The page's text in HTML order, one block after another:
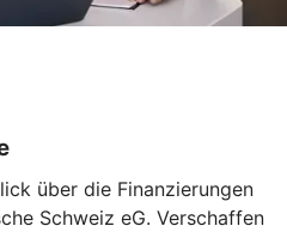
über die Finanzierungen
Schweiz eG. Verschaffen